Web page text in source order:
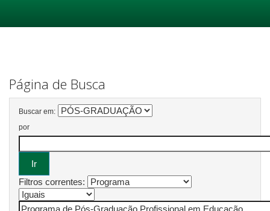
Página de Busca
Buscar em:
por
Filtros correntes: